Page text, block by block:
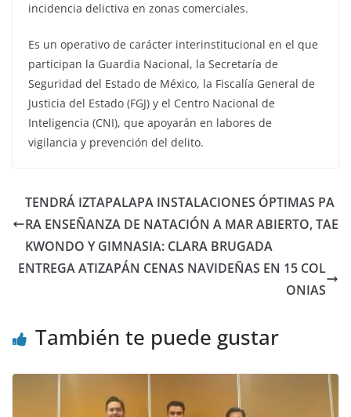
incidencia delictiva en zonas comerciales.
Es un operativo de carácter interinstitucional en el que
participan la Guardia Nacional, la Secretaría de
Seguridad del Estado de México, la Fiscalía General de
Justicia del Estado (FGJ) y el Centro Nacional de
Inteligencia (CNI), que apoyarán en labores de
vigilancia y prevención del delito.
TENDRÁ IZTAPALAPA INSTALACIONES ÓPTIMAS PA
RA ENSEÑANZA DE NATACIÓN A MAR ABIERTO, TAE
KWONDO Y GIMNASIA: CLARA BRUGADA
ENTREGA ATIZAPÁN CENAS NAVIDEÑAS EN 15 COL
ONIAS
También te puede gustar